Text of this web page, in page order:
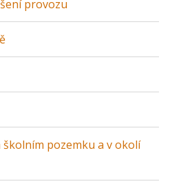
provozu
školním pozemku a v okolí